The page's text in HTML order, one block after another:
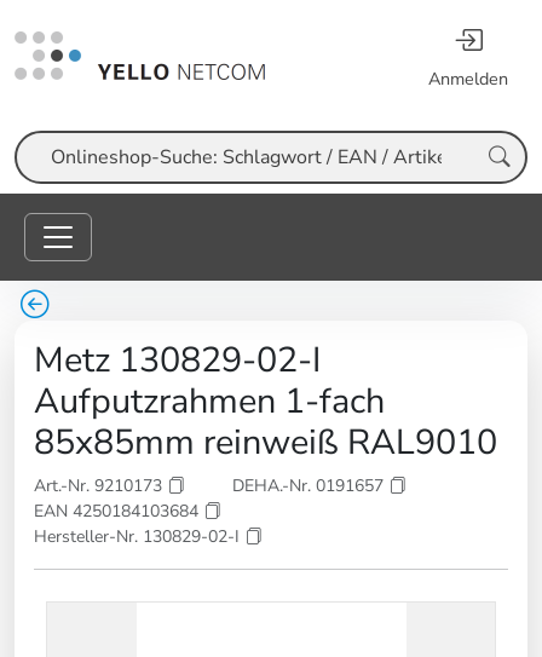
Anmelden
Suche
Metz 130829-02-I
Aufputzrahmen 1-fach
85x85mm reinweiß RAL9010
Art.-Nr. 9210173
DEHA.-Nr. 0191657
EAN 4250184103684
Hersteller-Nr. 130829-02-I